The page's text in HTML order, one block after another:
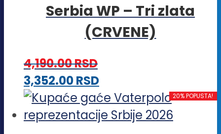
više
varijanti.
biti
izabrane
na
Serbia WP – Tri zlata
(CRVENE)
4,190.00RSD
3,352.00RSDOvaj
proizvod
ima
20% POPUSTA!